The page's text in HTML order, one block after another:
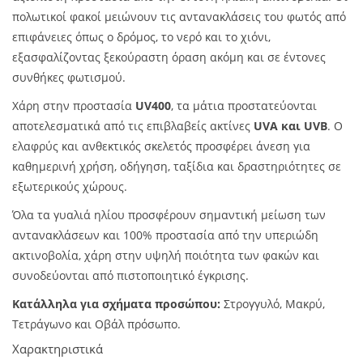
πολωτικοί φακοί μειώνουν τις αντανακλάσεις του φωτός από
επιφάνειες όπως ο δρόμος, το νερό και το χιόνι,
εξασφαλίζοντας ξεκούραστη όραση ακόμη και σε έντονες
συνθήκες φωτισμού.
Χάρη στην προστασία UV400, τα μάτια προστατεύονται
αποτελεσματικά από τις επιβλαβείς ακτίνες UVA και UVB. Ο
ελαφρύς και ανθεκτικός σκελετός προσφέρει άνεση για
καθημερινή χρήση, οδήγηση, ταξίδια και δραστηριότητες σε
εξωτερικούς χώρους.
Όλα τα γυαλιά ηλίου προσφέρουν σημαντική μείωση των
αντανακλάσεων και 100% προστασία από την υπεριώδη
ακτινοβολία, χάρη στην υψηλή ποιότητα των φακών και
συνοδεύονται από πιστοποιητικό έγκρισης.
Κατάλληλα για σχήματα προσώπου: Στρογγυλό, Μακρύ,
Τετράγωνο και Οβάλ πρόσωπο.
Χαρακτηριστικά